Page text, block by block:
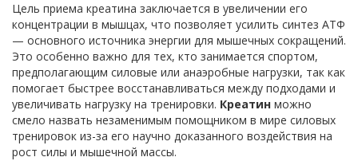
Цель приема креатина заключается в увеличении его
концентрации в мышцах, что позволяет усилить синтез АТФ
— основного источника энергии для мышечных сокращений.
Это особенно важно для тех, кто занимается спортом,
предполагающим силовые или анаэробные нагрузки, так как
помогает быстрее восстанавливаться между подходами и
увеличивать нагрузку на тренировки. Креатин можно
смело назвать незаменимым помощником в мире силовых
тренировок из-за его научно доказанного воздействия на
рост силы и мышечной массы.